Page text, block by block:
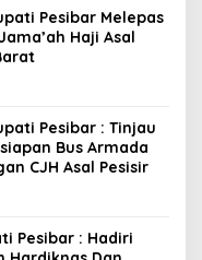
Pesibar Melepas
Haji Asal
Pesibar : Tinjau
Bus Armada
CJH Asal Pesisir
Pesibar : Hadiri